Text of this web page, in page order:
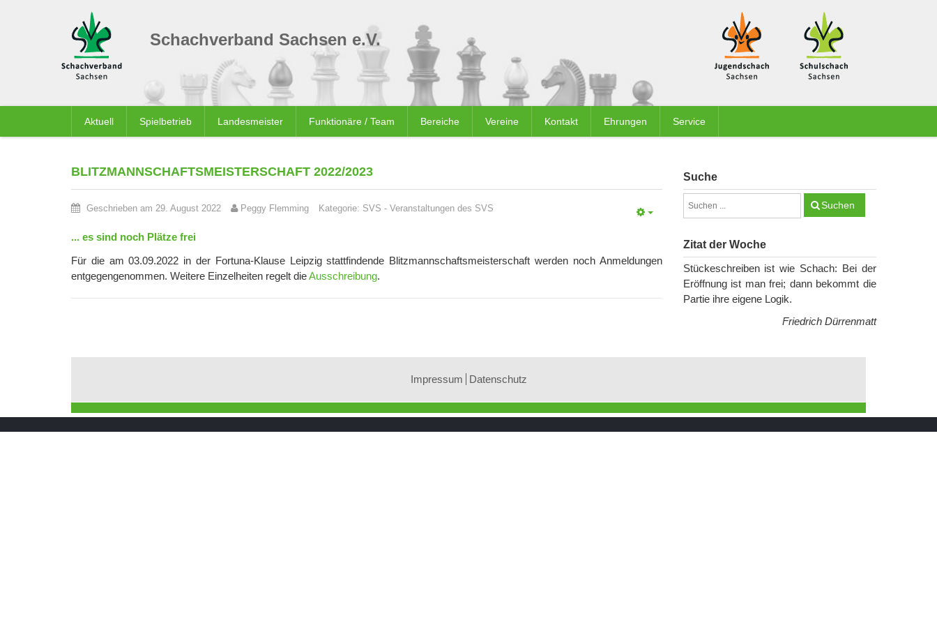
Schachverband Sachsen e.V.
Aktuell Spielbetrieb Landesmeister Funktionäre / Team Bereiche Vereine Kontakt Ehrungen Service
BLITZMANNSCHAFTSMEISTERSCHAFT 2022/2023
Geschrieben am 29. August 2022 Peggy Flemming Kategorie: SVS - Veranstaltungen des SVS
... es sind noch Plätze frei
Für die am 03.09.2022 in der Fortuna-Klause Leipzig stattfindende Blitzmannschaftsmeisterschaft werden noch Anmeldungen
entgegengenommen. Weitere Einzelheiten regelt dieAusschreibung.
Suche
Suchen
Zitat der Woche
Stückeschreiben ist wie Schach: Bei der
Eröffnung ist man frei; dann bekommt die
Partie ihre eigene Logik.
Friedrich Dürrenmatt
Impressum Datenschutz